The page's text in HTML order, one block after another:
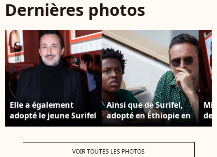
Dernières photos
Elle a également
adopté le jeune Surifel
avec l'acteur Michael
participe à la soirée
Ainsi que de Surifel,
adopté en Éthiopie en
2010 alors qu’elle
Michael Cohen
de
VOIR TOUTES LES PHOTOS